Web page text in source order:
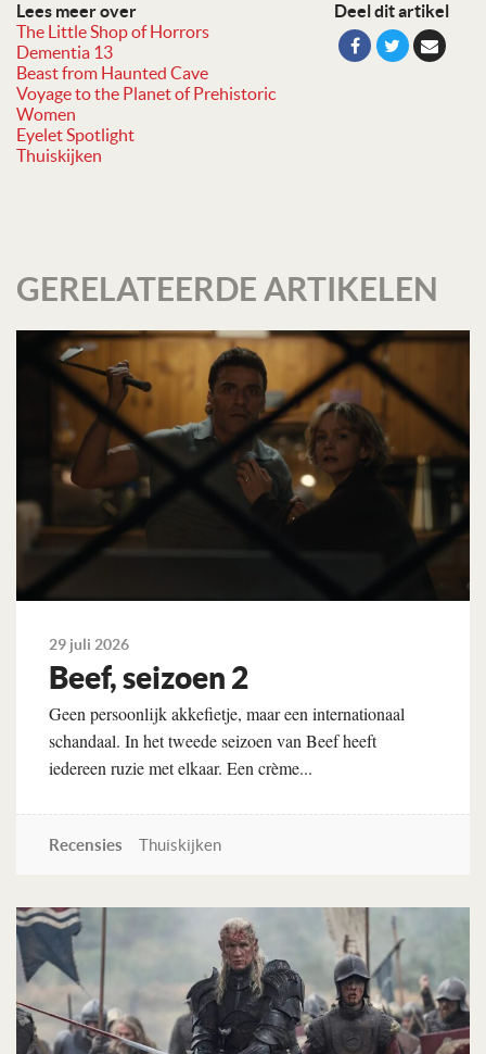
Lees meer over
The Little Shop of Horrors
Dementia 13
Beast from Haunted Cave
Voyage to the Planet of Prehistoric
Women
Eyelet Spotlight
Thuiskijken
Deel dit artikel
GERELATEERDE ARTIKELEN
29 juli 2026
Beef, seizoen 2
Geen persoonlijk akkefietje, maar een internationaal
schandaal. In het tweede seizoen van Beef heeft
iedereen ruzie met elkaar. Een crème...
Recensies Thuiskijken
Lees verder